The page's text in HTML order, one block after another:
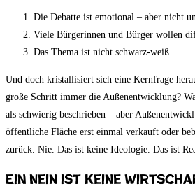
Die Debatte ist emotional – aber nicht
Viele Bürgerinnen und Bürger wollen
Das Thema ist nicht schwarz-weiß.
Und doch kristallisiert sich eine Kernfrage
große Schritt immer die Außenentwicklung?
als schwierig beschrieben – aber
öffentliche Fläche erst einmal verkauft oder
zurück. Nie. Das ist keine Ideologie. Das ist
Ein Nein ist keine